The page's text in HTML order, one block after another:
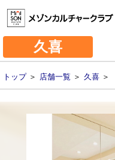
久喜
トップ＞ 店舗一覧 ＞ 久喜 ＞